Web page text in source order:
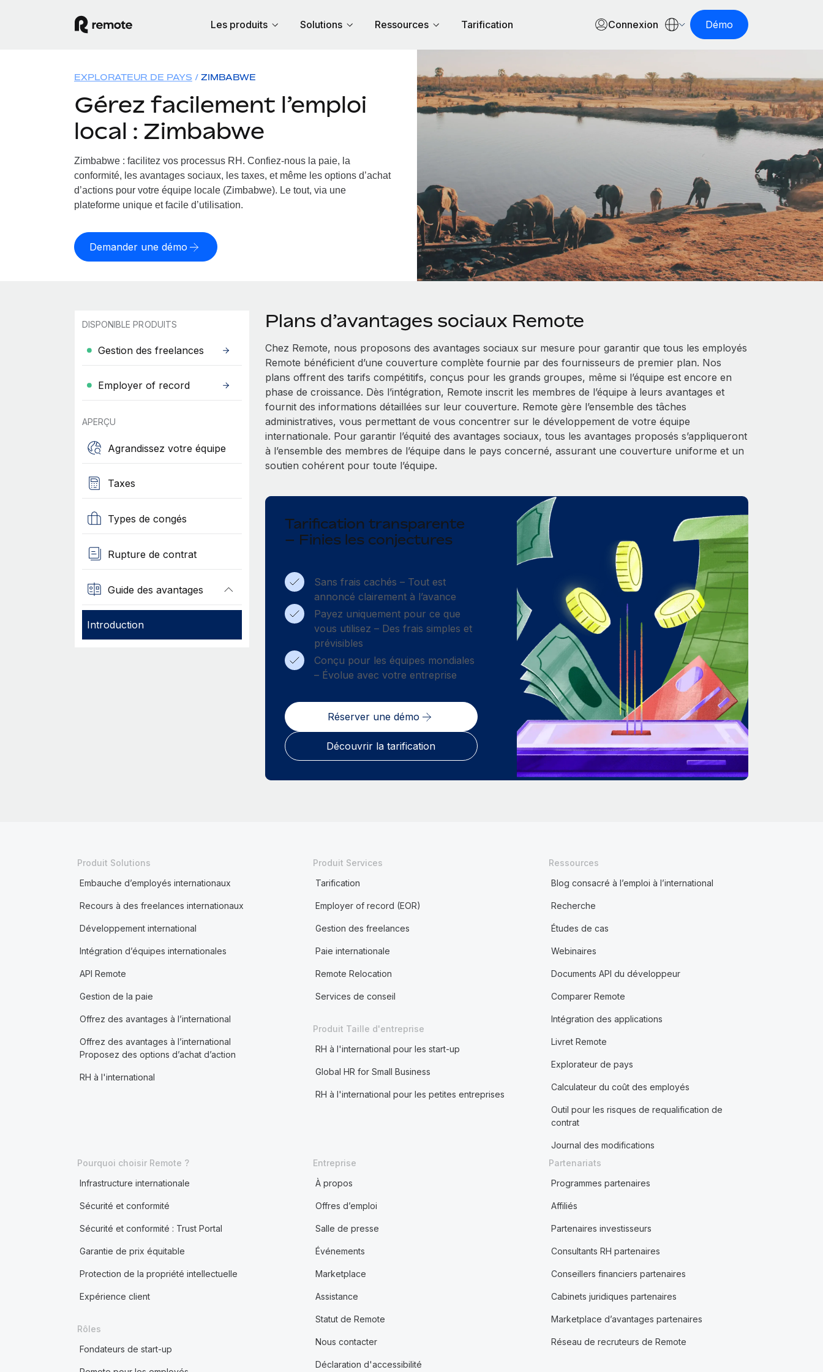
Les produits Solutions Ressources Tarification Connexion Démo
EXPLORATEUR DE PAYS ZIMBABWE
Gérez facilement l’emploi
local : Zimbabwe
Zimbabwe : facilitez vos processus RH. Confiez-nous la paie, la
conformité, les avantages sociaux, les taxes, et même les options d’achat
d’actions pour votre équipe locale (Zimbabwe). Le tout, via une
plateforme unique et facile d’utilisation.
Demander une démo
DISPONIBLE PRODUITS
Gestion des freelances
Employer of record
APERÇU
Agrandissez votre équipe
Taxes
Types de congés
Rupture de contrat
Guide des avantages
Introduction
Plans d’avantages sociaux Remote
Chez Remote, nous proposons des avantages sociaux sur mesure pour garantir que tous les employés
Remote bénéficient d’une couverture complète fournie par des fournisseurs de premier plan. Nos
plans offrent des tarifs compétitifs, conçus pour les grands groupes, même si l’équipe est encore en
phase de croissance. Dès l’intégration, Remote inscrit les membres de l’équipe à leurs avantages et
fournit des informations détaillées sur leur couverture. Remote gère l’ensemble des tâches
administratives, vous permettant de vous concentrer sur le développement de votre équipe
internationale. Pour garantir l’équité des avantages sociaux, tous les avantages proposés s’appliqueront
à l’ensemble des membres de l’équipe dans le pays concerné, assurant une couverture uniforme et un
soutien cohérent pour toute l’équipe.
Tarification transparente
– Finies les conjectures
Sans frais cachés – Tout est
annoncé clairement à l’avance
Payez uniquement pour ce que
vous utilisez – Des frais simples et
prévisibles
Conçu pour les équipes mondiales
– Évolue avec votre entreprise
Réserver une démo
Découvrir la tarification
Produit Solutions
Embauche d’employés internationaux
Recours à des freelances internationaux
Développement international
Intégration d’équipes internationales
API Remote
Gestion de la paie
Offrez des avantages à l’international
Offrez des avantages à l’international
Proposez des options d’achat d’action
RH à l'international
Produit Services
Tarification
Employer of record (EOR)
Gestion des freelances
Paie internationale
Remote Relocation
Services de conseil
Produit Taille d'entreprise
RH à l'international pour les start-up
Global HR for Small Business
RH à l'international pour les petites entreprises
Ressources
Blog consacré à l’emploi à l’international
Recherche
Études de cas
Webinaires
Documents API du développeur
Comparer Remote
Intégration des applications
Livret Remote
Explorateur de pays
Calculateur du coût des employés
Outil pour les risques de requalification de
contrat
Journal des modifications
Pourquoi choisir Remote ?
Infrastructure internationale
Sécurité et conformité
Sécurité et conformité : Trust Portal
Garantie de prix équitable
Protection de la propriété intellectuelle
Expérience client
Rôles
Fondateurs de start-up
Entreprise
À propos
Offres d’emploi
Salle de presse
Événements
Marketplace
Assistance
Statut de Remote
Nous contacter
Déclaration d'accessibilité
Partenariats
Programmes partenaires
Affiliés
Partenaires investisseurs
Consultants RH partenaires
Conseillers financiers partenaires
Cabinets juridiques partenaires
Marketplace d’avantages partenaires
Réseau de recruteurs de Remote